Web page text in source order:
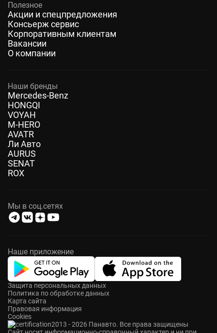
Полезное
Акции и спецпредложения
Консьерж сервис
Корпоративным клиентам
Вакансии
О компании
Наши бренды
Mercedes-Benz
HONGQI
VOYAH
M-HERO
AVATR
Ли Авто
AURUS
SENAT
ROX
Мы в соц.сетях
Наше приложение
2013 - 2026 Панавто. Все права защищены
Защита персональных данных
Политика по обработке данных
Карта сайта
Правовая информация
Cookies